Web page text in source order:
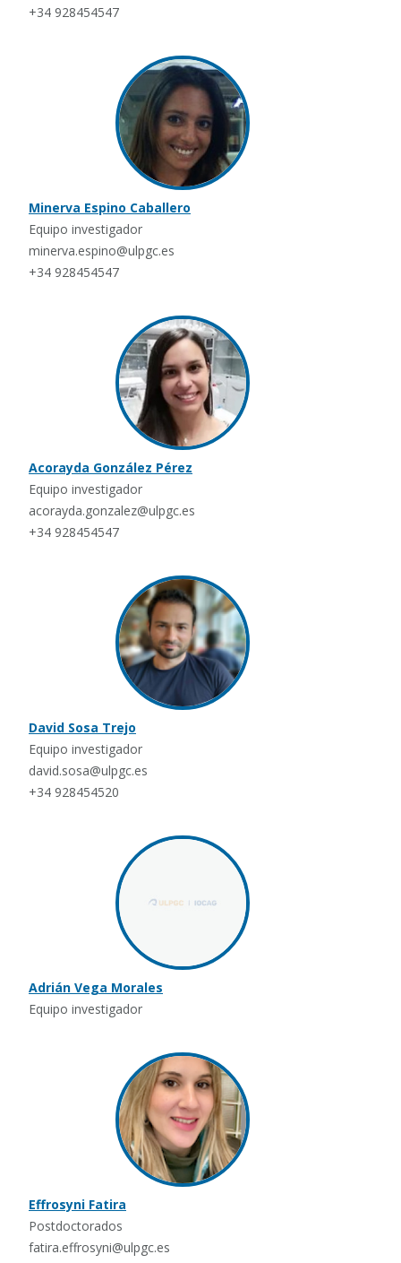
+34 928454547
Minerva Espino Caballero
Equipo investigador
minerva.espino@ulpgc.es
+34 928454547
Acorayda González Pérez
Equipo investigador
acorayda.gonzalez@ulpgc.es
+34 928454547
David Sosa Trejo
Equipo investigador
david.sosa@ulpgc.es
+34 928454520
Adrián Vega Morales
Equipo investigador
Effrosyni Fatira
Postdoctorados
fatira.effrosyni@ulpgc.es